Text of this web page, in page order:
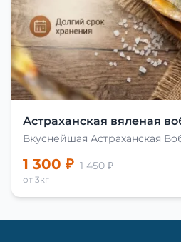
Астраханская вяленая
Вкуснейшая Астраханская
1 300 ₽ 1 450 ₽
от 3кг